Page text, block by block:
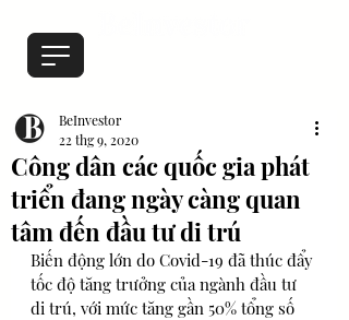
Công dân các quốc gia phát
triển đang ngày càng quan
tâm đến đầu tư di trú
BeInvestor
22 thg 9, 2020
Biến động lớn do Covid-19 đã thúc đẩy
tốc độ tăng trưởng của ngành đầu tư
di trú, với mức tăng gần 50% tổng số